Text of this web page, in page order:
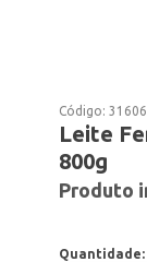
Código:31606
Leite
800g
Produto
Quantidade: